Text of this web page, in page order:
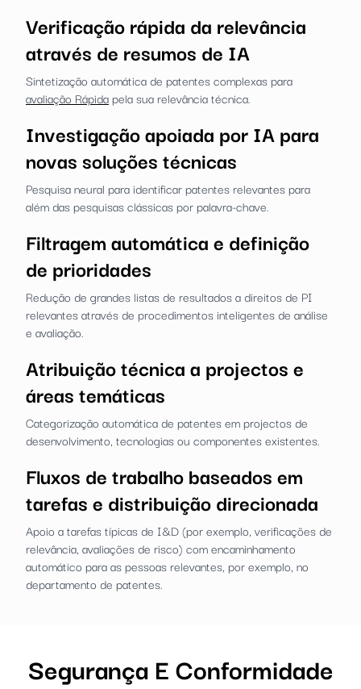
Verificação rápida da relevância
através de resumos de IA
Sintetização automática de patentes complexas para
avaliação Rápidapela sua relevância técnica.
Investigação apoiada por IA para
novas soluções técnicas
Pesquisa neural para identificar patentes relevantes para
além das pesquisas clássicas por palavra-chave.
Filtragem automática e definição
de prioridades
Redução de grandes listas de resultados a direitos de PI
relevantes através de procedimentos inteligentes de análise
e avaliação.
Atribuição técnica a projectos e
áreas temáticas
Categorização automática de patentes em projectos de
desenvolvimento, tecnologias ou componentes existentes.
Fluxos de trabalho baseados em
tarefas e distribuição direcionada
Apoio a tarefas típicas de I&D (por exemplo, verificações de
relevância, avaliações de risco) com encaminhamento
automático para as pessoas relevantes, por exemplo, no
departamento de patentes.
Segurança E Conformidade